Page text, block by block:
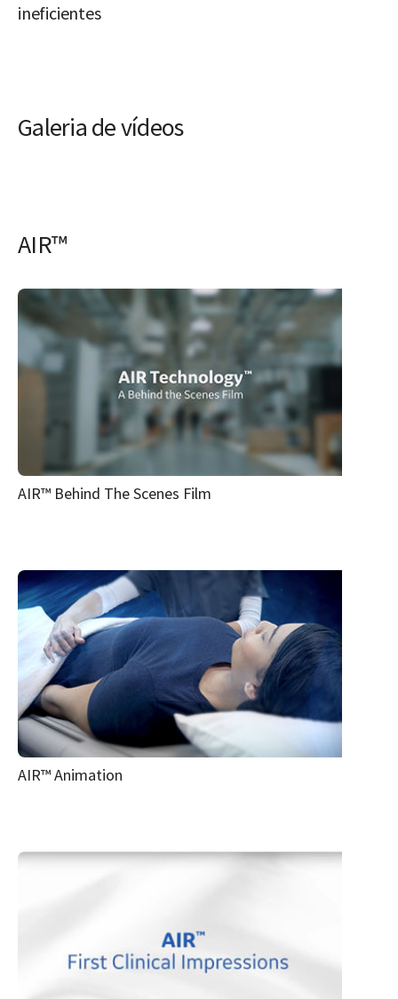
ineficientes
Galeria de vídeos
AIR™
AIR™ Behind The Scenes Film
AIR™ Animation